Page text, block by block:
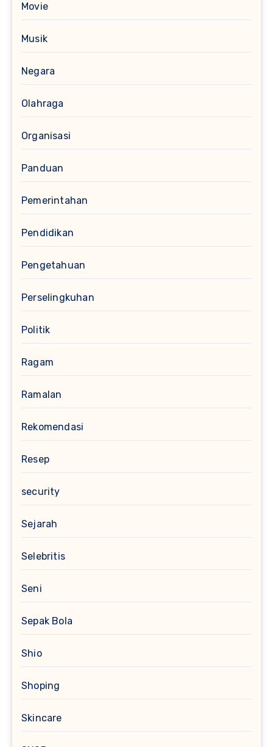
Movie
Musik
Negara
Olahraga
Organisasi
Panduan
Pemerintahan
Pendidikan
Pengetahuan
Perselingkuhan
Politik
Ragam
Ramalan
Rekomendasi
Resep
security
Sejarah
Selebritis
Seni
Sepak Bola
Shio
Shoping
Skincare